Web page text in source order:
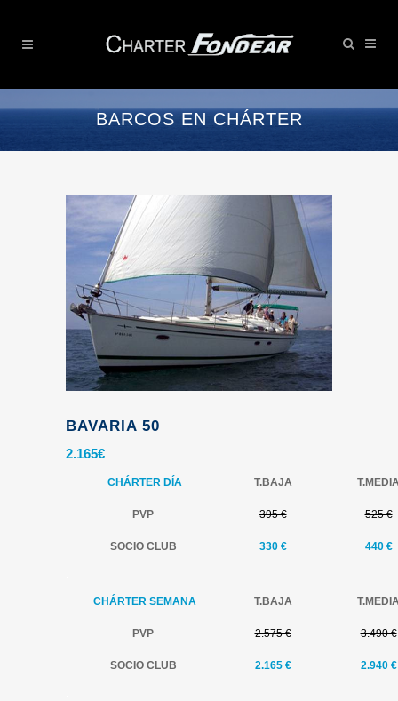
BARCOS EN CHÁRTER
BAVARIA 50
2.165€
CHÁRTER DÍA T.BAJA
PVP 395 € 525 €
SOCIO CLUB 330 € 440 €
CHÁRTER SEMANA T.BAJA
PVP 2.575 € 3.490 €
SOCIO CLUB 2.165 € 2.940 €